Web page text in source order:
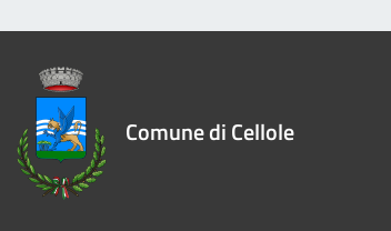
Comune di Cellole